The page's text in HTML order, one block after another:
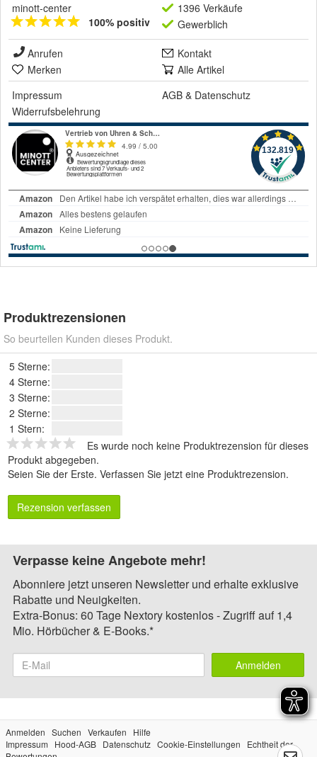
minott-center
100% positiv
1396 Verkäufe
Gewerblich
Anrufen
Kontakt
Merken
Alle Artikel
Impressum
AGB & Datenschutz
Widerrufsbelehrung
Produktrezensionen
So beurteilen Kunden dieses Produkt.
5 Sterne:
4 Sterne:
3 Sterne:
2 Sterne:
1 Stern:
Es wurde noch keine Produktrezension für dieses
Produkt abgegeben.
Seien Sie der Erste. Verfassen Sie jetzt eine Produktrezension.
Rezension verfassen
Verpasse keine Angebote mehr!
Abonniere jetzt unseren Newsletter und erhalte exklusive
Rabatte und Neuigkeiten.
Extra-Bonus: 60 Tage Nextory kostenlos - Zugriff auf 1,4
Mio. Hörbücher & E-Books.*
Anmelden
Anmelden Suchen Verkaufen
Hilfe
Impressum
Hood-AGB Datenschutz Cookie-Einstellungen
Echtheit der